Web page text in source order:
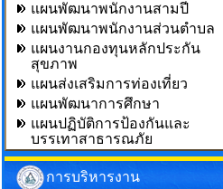
แผนพัฒนาพนักงานสามปี
แผนพัฒนาพนักงานส่วนตำบล
แผนงานกองทุนหลักประกัน
สุขภาพ
แผนส่งเสริมการท่องเที่ยว
แผนพัฒนาการศึกษา
แผนปฏิบัติการป้องกันและ
บรรเทาสาธารณภัย
การบริหารงาน